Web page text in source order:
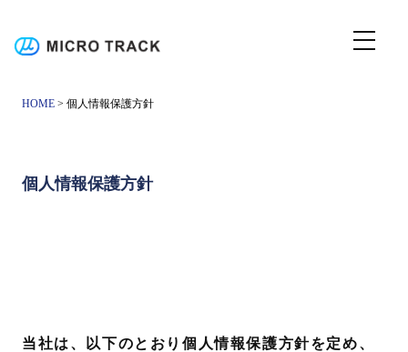
HOME > 個人情報保護方針
個人情報保護方針
当社は、以下のとおり個人情報保護方針を定め、